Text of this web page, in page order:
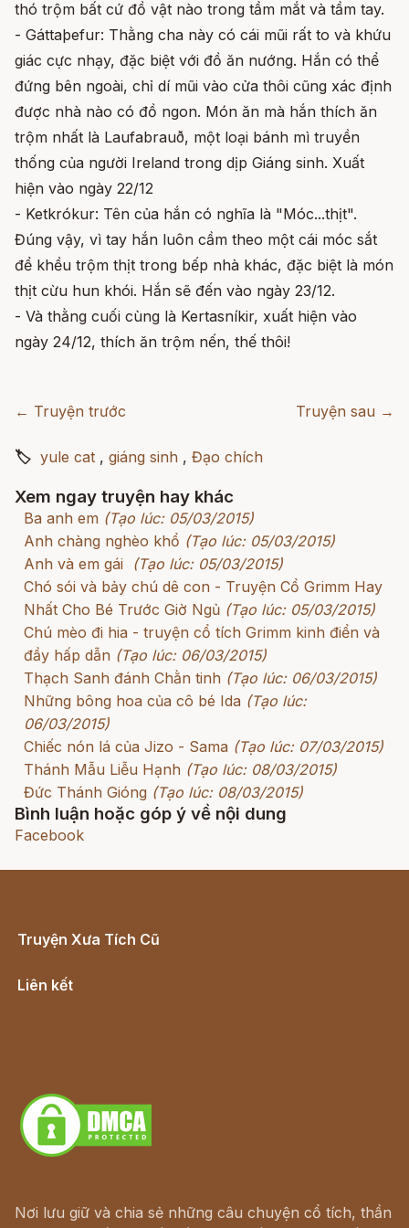
thó trộm bất cứ đồ vật nào trong tầm mắt và tầm tay.
- Gáttaþefur: Thằng cha này có cái mũi rất to và khứu
giác cực nhạy, đặc biệt với đồ ăn nướng. Hắn có thể
đứng bên ngoài, chỉ dí mũi vào cửa thôi cũng xác định
được nhà nào có đồ ngon. Món ăn mà hắn thích ăn
trộm nhất là Laufabrauð, một loại bánh mì truyền
thống của người Ireland trong dịp Giáng sinh. Xuất
hiện vào ngày 22/12
- Ketkrókur: Tên của hắn có nghĩa là "Móc...thịt".
Đúng vậy, vì tay hắn luôn cầm theo một cái móc sắt
để khều trộm thịt trong bếp nhà khác, đặc biệt là món
thịt cừu hun khói. Hắn sẽ đến vào ngày 23/12.
- Và thằng cuối cùng là Kertasníkir, xuất hiện vào
ngày 24/12, thích ăn trộm nến, thế thôi!
← Truyện trước Truyện sau →
🏷 yule cat , giáng sinh , Đạo chích
Xem ngay truyện hay khác
Ba anh em (Tạo lúc: 05/03/2015)
Anh chàng nghèo khổ (Tạo lúc: 05/03/2015)
Anh và em gái
(Tạo lúc: 05/03/2015)
Chó sói và bảy chú dê con - Truyện Cổ Grimm Hay
Nhất Cho Bé Trước Giờ Ngủ (Tạo lúc: 05/03/2015)
Chú mèo đi hia - truyện cổ tích Grimm kinh điển và
đầy hấp dẫn (Tạo lúc: 06/03/2015)
Thạch Sanh đánh Chằn tinh (Tạo lúc: 06/03/2015)
Những bông hoa của cô bé Ida (Tạo lúc:
06/03/2015)
Chiếc nón lá của Jizo - Sama (Tạo lúc: 07/03/2015)
Thánh Mẫu Liễu Hạnh (Tạo lúc: 08/03/2015)
Đức Thánh Gióng (Tạo lúc: 08/03/2015)
Bình luận hoặc góp ý về nội dung
Facebook
Truyện Xưa Tích Cũ
Liên kết
Nơi lưu giữ và chia sẻ những câu chuyện cổ tích, thần